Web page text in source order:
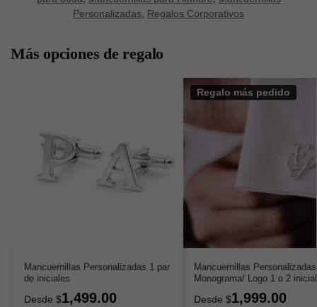
Personalizadas, Regalos Corporativos
Más opciones de regalo
Mancuernillas Personalizadas 1 par
de iniciales
Desde $1,499.00
Regalo más pedido
Mancuernillas Personalizadas
Monograma/ Logo 1 o 2
Desde $1,999.00